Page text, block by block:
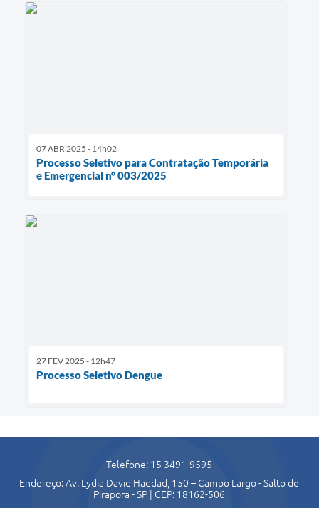
07 ABR 2025 - 14h02
Processo Seletivo para Contratação Temporária
e Emergencial n° 003/2025
27 FEV 2025 - 12h47
Processo Seletivo Dengue
Telefone: 15 3491-9595
Endereço: Av. Lydia David Haddad, 150 – Campo Largo - Salto de
Pirapora - SP | CEP: 18162-506